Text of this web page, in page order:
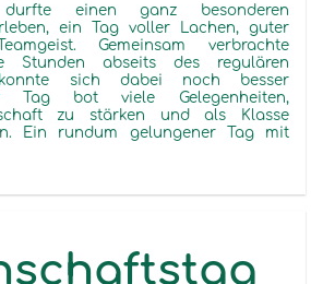
einen ganz besonderen
ein Tag voller Lachen, guter
Gemeinsam verbrachte
Stunden abseits des regulären
sich dabei noch besser
Tag bot viele Gelegenheiten,
zu stärken und als Klasse
Ein rundum gelungener Tag mit